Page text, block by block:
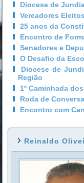
Diocese de
Vereadores
25 anos da
Encontro de
Senadores e
O Desafio da
Diocese de
Região
1º Caminhada
Roda de
Encontro com
Reinaldo